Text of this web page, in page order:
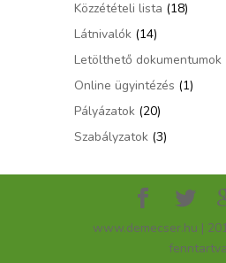
Közzétételi lista (18)
Látnivalók (14)
Letölthető dokumentumok
Online ügyintézés (1)
Pályázatok (20)
Szabályzatok (3)
www.demecser.hu |
fenntartva